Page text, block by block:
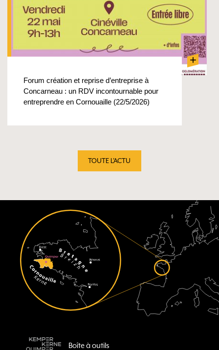
+
Forum création et reprise d’entreprise à
Concarneau : un RDV incontournable pour
entreprendre en Cornouaille (22/5/2026)
TOUTE L'ACTU
Boîte à outils